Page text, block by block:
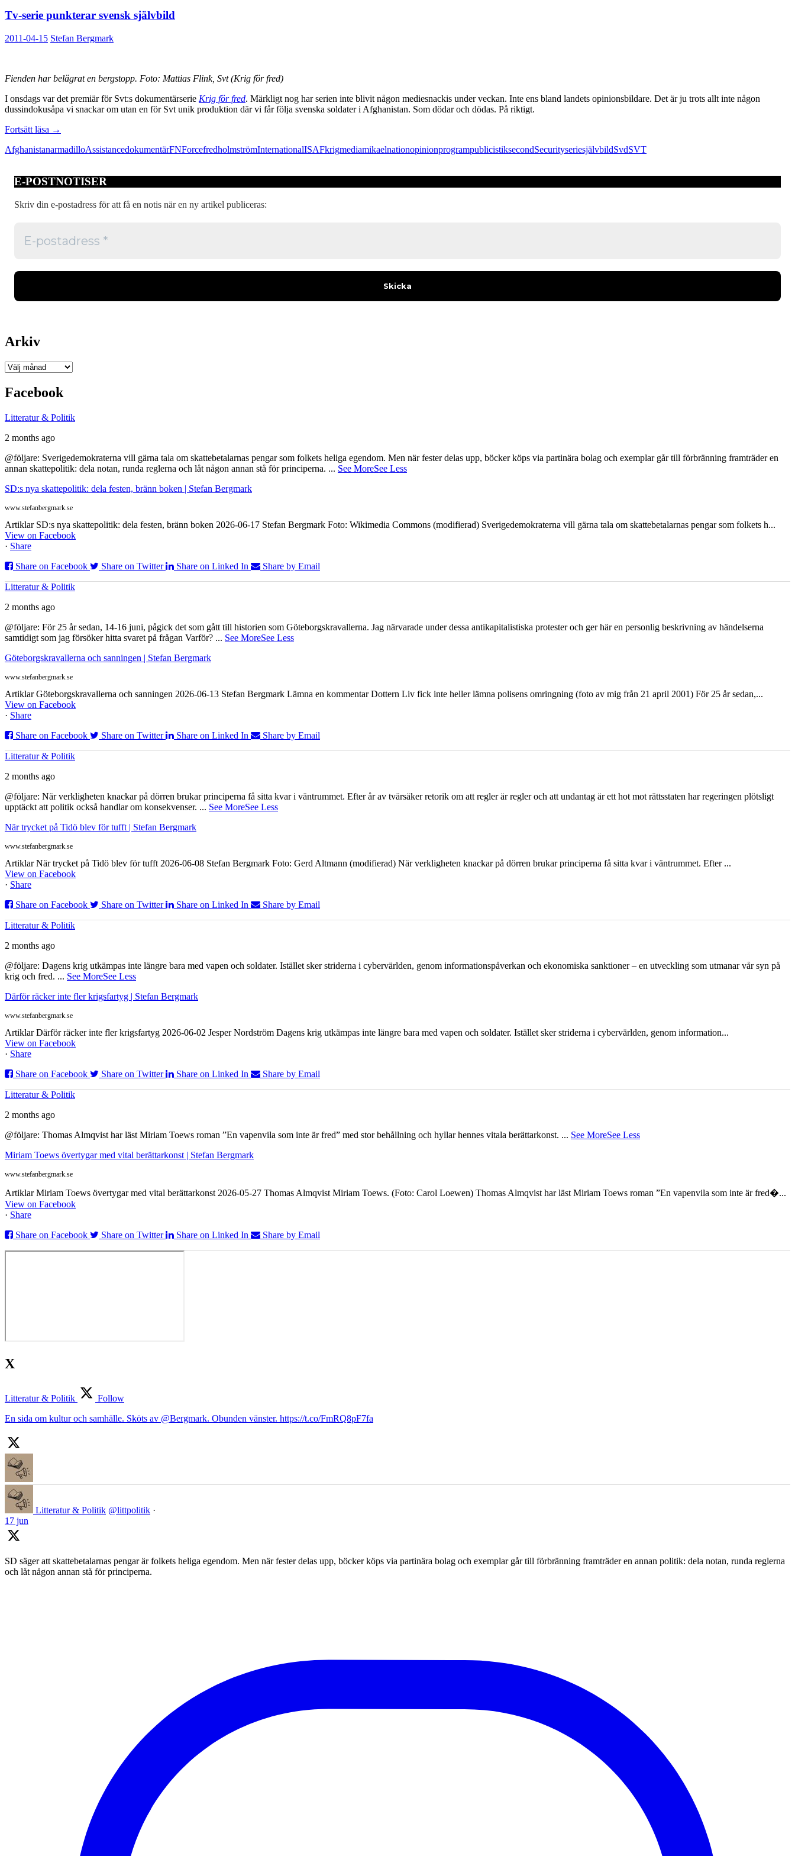
Tv-serie punkterar svensk självbild
2011-04-15 Stefan Bergmark
Fienden har belägrat en bergstopp. Foto: Mattias Flink, Svt (Krig för fred)
I onsdags var det premiär för Svt:s dokumentärserie Krig för fred. Märkligt nog har serien inte blivit någon mediesnackis under veckan. Inte ens bland landets opinionsbildare. Det är ju trots allt inte någon
dussindokusåpa vi snackar om utan en för Svt unik produktion där vi får följa svenska soldater i Afghanistan. Som dödar och dödas. På riktigt.
Fortsätt läsa Tv-
punkterar
→
AfghanistanarmadilloAssistancedokumentärFNForcefredholmströmInternationalISAFkrigmediamikaelnationopinionprogrampublicistiksecondSecurityseriesjälvbildSvdSVT
E-POSTNOTISER
Skriv din e-postadress för att få en notis när en ny artikel publiceras:
Arkiv
Arkiv
Facebook
Litteratur & Politik
2 months ago
@följare: Sverigedemokraterna vill gärna tala om skattebetalarnas pengar som folkets heliga egendom. Men när fester delas upp, böcker köps via partinära bolag och exemplar går till förbränning framträder en
annan skattepolitik: dela notan, runda reglerna och låt någon annan stå för principerna. ... See MoreSee Less
SD:s nya skattepolitik: dela festen, bränn boken | Stefan Bergmark
www.stefanbergmark.se
Artiklar SD:s nya skattepolitik: dela festen, bränn boken 2026-06-17 Stefan Bergmark Foto: Wikimedia Commons (modifierad) Sverigedemokraterna vill gärna tala om skattebetalarnas pengar som folkets h...
View on Facebook
· Share
Share on Facebook
Share on Twitter Share on Linked In Share by Email
Litteratur & Politik
2 months ago
@följare: För 25 år sedan, 14-16 juni, pågick det som gått till historien som Göteborgskravallerna. Jag närvarade under dessa antikapitalistiska protester och ger här en personlig beskrivning av händelserna
samtidigt som jag försöker hitta svaret på frågan Varför? ... See MoreSee Less
Göteborgskravallerna och sanningen | Stefan Bergmark
www.stefanbergmark.se
Artiklar Göteborgskravallerna och sanningen 2026-06-13 Stefan Bergmark Lämna en kommentar Dottern Liv fick inte heller lämna polisens omringning (foto av mig från 21 april 2001) För 25 år sedan,...
View on Facebook
· Share
Share on Facebook
Share on Twitter Share on Linked In Share by Email
Litteratur & Politik
2 months ago
@följare: När verkligheten knackar på dörren brukar principerna få sitta kvar i väntrummet. Efter år av tvärsäker retorik om att regler är regler och att undantag är ett hot mot rättsstaten har regeringen plötsligt
upptäckt att politik också handlar om konsekvenser. ... See MoreSee Less
När trycket på Tidö blev för tufft | Stefan Bergmark
www.stefanbergmark.se
Artiklar När trycket på Tidö blev för tufft 2026-06-08 Stefan Bergmark Foto: Gerd Altmann (modifierad) När verkligheten knackar på dörren brukar principerna få sitta kvar i väntrummet. Efter ...
View on Facebook
· Share
Share on Facebook
Share on Twitter Share on Linked In Share by Email
Litteratur & Politik
2 months ago
@följare: Dagens krig utkämpas inte längre bara med vapen och soldater. Istället sker striderna i cybervärlden, genom informationspåverkan och ekonomiska sanktioner – en utveckling som utmanar vår syn på
krig och fred. ... See MoreSee Less
Därför räcker inte fler krigsfartyg | Stefan Bergmark
www.stefanbergmark.se
Artiklar Därför räcker inte fler krigsfartyg 2026-06-02 Jesper Nordström Dagens krig utkämpas inte längre bara med vapen och soldater. Istället sker striderna i cybervärlden, genom information...
View on Facebook
· Share
Share on Facebook
Share on Twitter Share on Linked In Share by Email
Litteratur & Politik
2 months ago
@följare: Thomas Almqvist har läst Miriam Toews roman ”En vapenvila som inte är fred” med stor behållning och hyllar hennes vitala berättarkonst. ... See MoreSee Less
Miriam Toews övertygar med vital berättarkonst | Stefan Bergmark
www.stefanbergmark.se
Artiklar Miriam Toews övertygar med vital berättarkonst 2026-05-27 Thomas Almqvist Miriam Toews. (Foto: Carol Loewen) Thomas Almqvist har läst Miriam Toews roman ”En vapenvila som inte är fred�...
View on Facebook
· Share
Share on Facebook
Share on Twitter Share on Linked In Share by Email
X
Litteratur & Politik
Follow
En sida om kultur och samhälle. Sköts av @Bergmark. Obunden vänster. https://t.co/FmRQ8pF7fa
Litteratur & Politik @littpolitik ·
17 jun
SD säger att skattebetalarnas pengar är folkets heliga egendom. Men när fester delas upp, böcker köps via partinära bolag och exemplar går till förbränning framträder en annan politik: dela notan, runda reglerna
och låt någon annan stå för principerna.